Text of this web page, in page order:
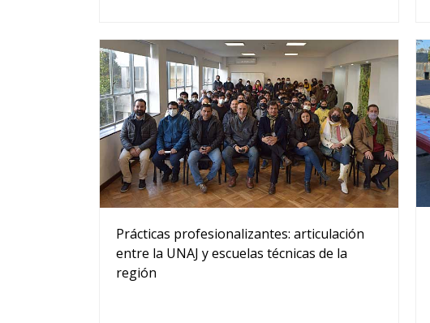
Prácticas profesionalizantes: articulación
entre la UNAJ y escuelas técnicas de la
región